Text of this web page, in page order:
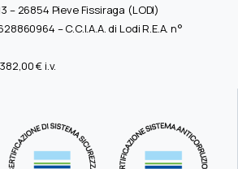
– 26854 Pieve Fissiraga (LODI)
– C.C.I.A.A. di Lodi R.E.A. n°
€ i.v.